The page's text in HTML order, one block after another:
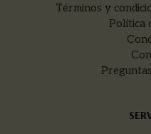
Términos y
Política